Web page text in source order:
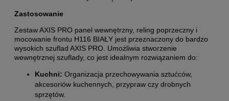
Zastosowanie
Zestaw AXIS PRO panel wewnętrzny, reling poprzeczny i
mocowanie frontu H116 BIAŁY jest przeznaczony do bardzo
wysokich szuflad AXIS PRO. Umożliwia stworzenie
wewnętrznej szuflady, co jest idealnym rozwiązaniem do:
Kuchni: Organizacja przechowywania sztućców,
akcesoriów kuchennych, przypraw czy drobnych
sprzętów.